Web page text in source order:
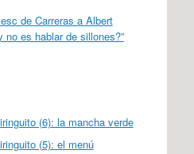
de Carreras a Albert
no es hablar de sillones?”
(6): la mancha verde
(5): el menú